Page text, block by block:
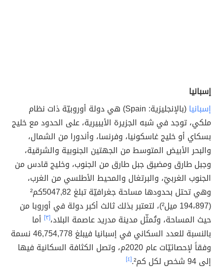
إسبانيا
إسبانيا
(بالإنجليزية: Spain) هي دولة أوروبيّة ذات نظام
ملكي، توجد في شبه الجزيرة الأيبيرية، على الحدود مع خليج
بسكاي أو خليج غاسكونيا، وفرنسا، وأندورا من الشمال،
والبحر الأبيض المتوسط من الجهتين الجنوبية والشرقية،
وجبل طارق ومضيق جبل طارق من الجنوب، وخليج قادس من
الجنوب الغربيّ، والبرتغال والمحيط الأطلسي من الغرب،
وهي تحتل بحدودها مساحة جغرافيّة تبلغ 5047,82كم²
(194،897 ميل²)، لتعتبر بذلك ثالث أكبر دولة في أوروبا من
حيث المساحة، وتُمثّل مدينة مدريد عاصمة البلاد،[٣]
أما
بالنسبة للعدد السكاني في إسبانيا فيبلغ 46,754,778 نسمة
وفقاً لإحصائيّات عام 2020م، وتصل الكثافة السكانية فيها
إلى 94 شخص لكل كم².
[٤]